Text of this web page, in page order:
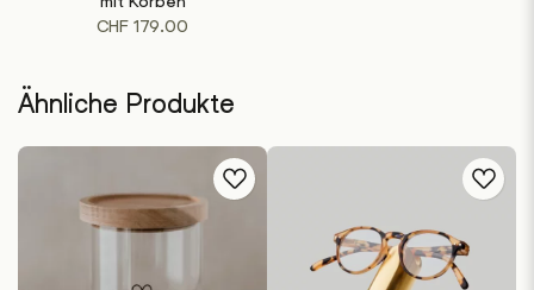
Varianten
Optionen
auf
Produktseite
gewählt
CHF 179.00
Ähnliche Produkte